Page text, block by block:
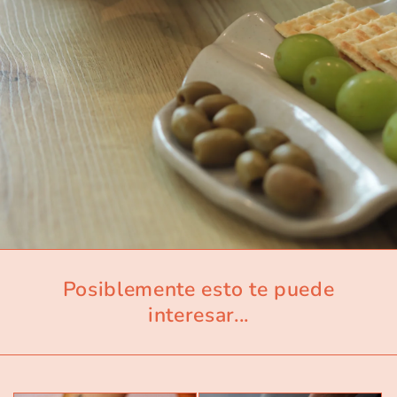
Posiblemente esto te puede
interesar...